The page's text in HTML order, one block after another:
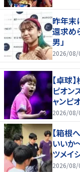
昨年末
還求め
男」
2026/08/
【卓球
ピオン
ャンピ
2026/08/
【箱根
いいか
ツメイ
を引っ
2026/08/